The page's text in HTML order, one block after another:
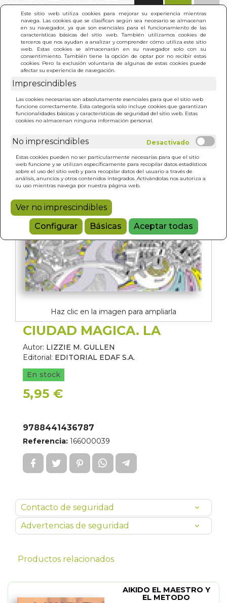
Este sitio web utiliza cookies para mejorar su experiencia mientras
navega. Las cookies que se clasifican según sea necesario se almacenan
en su navegador, ya que son esenciales para el funcionamiento de las
características básicas del sitio web. También utilizamos cookies de
terceros que nos ayudan a analizar y comprender cómo utiliza este sitio
web. Estas cookies se almacenarán en su navegador solo con su
consentimiento. También tiene la opción de optar por no recibir estas
cookies. Pero la exclusión voluntaria de algunas de estas cookies puede
afectar su experiencia de navegación.
Imprescindibles
Las cookies necesarias son absolutamente esenciales para que el sitio web
funcione correctamente. Esta categoría solo incluye cookies que garantizan
funcionalidades básicas y características de seguridad del sitio web. Estas
cookies no almacenan ninguna información personal.
No imprescindibles
Estas cookies pueden no ser particularmente necesarias para que el sitio
web funcione y se utilizan específicamente para recopilar datos estadísticos
sobre el uso del sitio web y para recopilar datos del usuario a través de
análisis, anuncios y otros contenidos integrados. Activándolas nos autoriza a
su uso mientras navega por nuestra página web.
Ver no imprescindibles
Configurar
Básicas Aceptar todas
INICIO > CIUDAD MAGICA. LA
Haz clic en la imagen para ampliarla
CIUDAD MAGICA. LA
Autor: LIZZIE M. GULLEN
Editorial: EDITORIAL EDAF S.A.
En stock
5,95 €
9788441436787
Referencia: 166000039
Contacto de seguridad
Advertencias de seguridad
Productos relacionados
AIKIDO EL MAESTRO Y
EL METODO